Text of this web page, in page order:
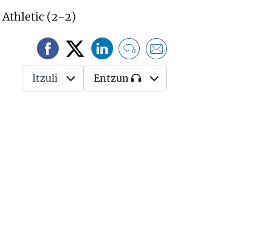
Athletic (2-2)
0
Itzuli Entzun